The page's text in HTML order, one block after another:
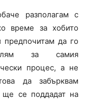
разполагам с
време за хобито
предпочитам да го
за самия
процес, а не
да забърквам
ще се поддадат на